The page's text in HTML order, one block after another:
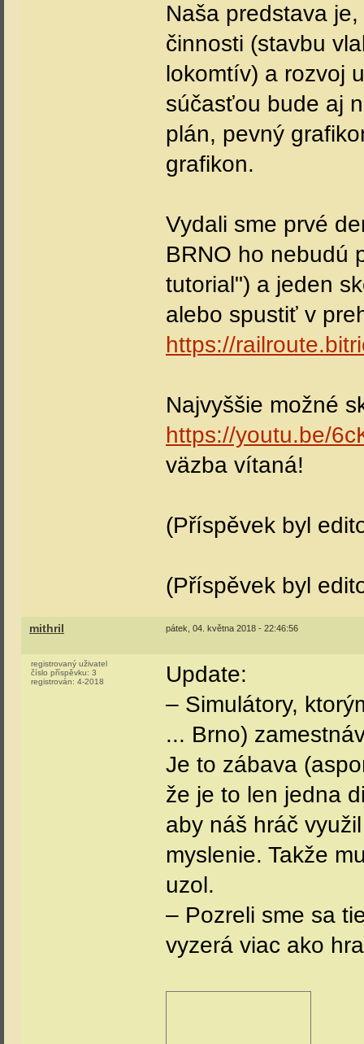
Naša predstava
činnosti (stavbu
lokomtív) a rozvoj
súčasťou bude aj
plán, pevný
grafikon.
Vydali sme prvé
BRNO ho nebudú
tutorial") a jeden
alebo spustiť v
https://
Najvyššie možné
https://youtu.be/
väzba vítaná!
(Příspěvek byl
(Příspěvek byl
mithril pátek, 04. května 2018 - 22:46:56
registrovaný uživatel
číslo příspěvku: 3
registrován: 4-2018
Update:
– Simulátory,
... Brno)
Je to zábava
že je to len jedna
aby náš hráč
myslenie. Takže
uzol.
– Pozreli sme sa
vyzerá viac ako